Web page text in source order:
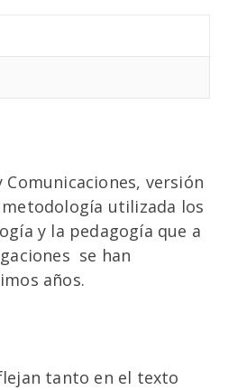
Comunicaciones, versión
utilizada los
y la pedagogía que a
se han
años.
tanto en el texto